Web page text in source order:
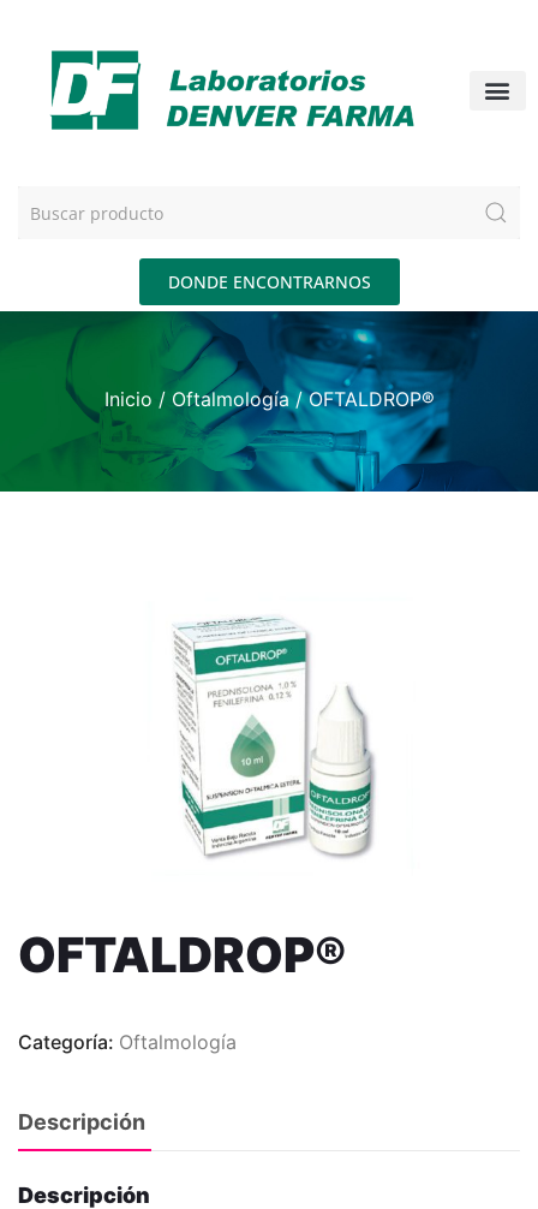
DONDE ENCONTRARNOS
Inicio / Oftalmología/ OFTALDROP®
OFTALDROP®
Categoría: Oftalmología
Descripción
Descripción